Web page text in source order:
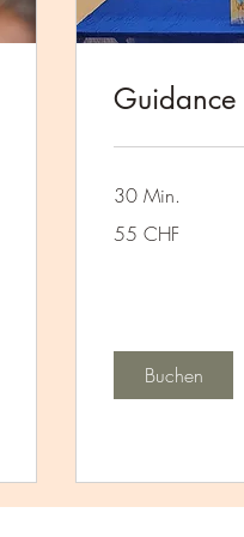
Guidance
30 Min.
Schweizer
55 CHF
Buchen